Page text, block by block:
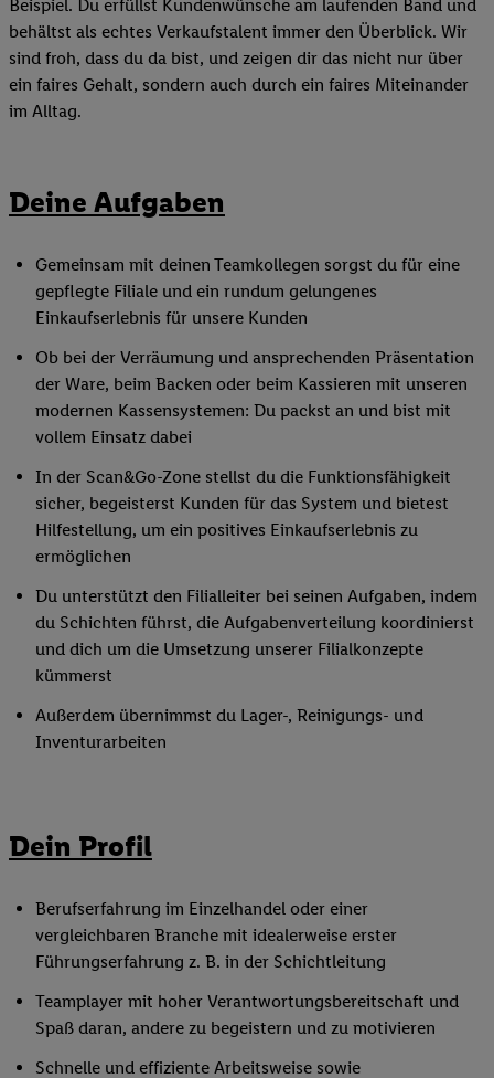
Beispiel. Du erfüllst Kundenwünsche am laufenden Band und
behältst als echtes Verkaufstalent immer den Überblick. Wir
sind froh, dass du da bist, und zeigen dir das nicht nur über
ein faires Gehalt, sondern auch durch ein faires Miteinander
im Alltag.
Deine Aufgaben
Gemeinsam mit deinen Teamkollegen sorgst du für eine
gepflegte Filiale und ein rundum gelungenes
Einkaufserlebnis für unsere Kunden
Ob bei der Verräumung und ansprechenden Präsentation
der Ware, beim Backen oder beim Kassieren mit unseren
modernen Kassensystemen: Du packst an und bist mit
vollem Einsatz dabei
In der Scan&Go-Zone stellst du die Funktionsfähigkeit
sicher, begeisterst Kunden für das System und bietest
Hilfestellung, um ein positives Einkaufserlebnis zu
ermöglichen
Du unterstützt den Filialleiter bei seinen Aufgaben, indem
du Schichten führst, die Aufgabenverteilung koordinierst
und dich um die Umsetzung unserer Filialkonzepte
kümmerst
Außerdem übernimmst du Lager-, Reinigungs- und
Inventurarbeiten
Dein Profil
Berufserfahrung im Einzelhandel oder einer
vergleichbaren Branche mit idealerweise erster
Führungserfahrung z. B. in der Schichtleitung
Teamplayer mit hoher Verantwortungsbereitschaft und
Spaß daran, andere zu begeistern und zu motivieren
Schnelle und effiziente Arbeitsweise sowie